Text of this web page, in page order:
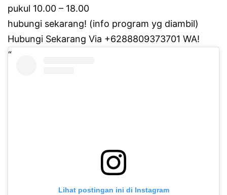
pukul 10.00 – 18.00
hubungi sekarang! (info program yg diambil)
Hubungi Sekarang Via +6288809373701 WA!
Lihat postingan ini di Instagram